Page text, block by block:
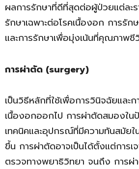
ผลการรักษาที่ดีที่สุดต่อผู้ป่วยแต่ละ
รักษาเฉพาะต่อโรคเนื้องอก การรัก
และการรักษาเพื่อมุ่งเน้นที่คุณภาพ
การผ่าตัด (surgery)
เป็นวิธีหลักที่ใช้เพื่อการวินิจฉัยและ
เนื้องอกออกไป การผ่าตัดสมองใน
เทคนิคและอุปกรณ์ที่มีความทันสมัย
ขึ้น การผ่าตัดอาจเป็นได้ตั้งแต่การเจ
ตรวจทางพยาธิวิทยา จนถึง การผ่า